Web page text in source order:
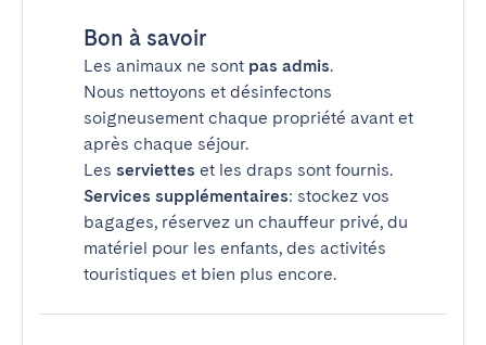
Bon à savoir
Les animaux ne sont pas admis.
Nous nettoyons et désinfectons
soigneusement chaque propriété avant et
après chaque séjour.
Les serviettes et les draps sont fournis.
Services supplémentaires: stockez vos
bagages, réservez un chauffeur privé, du
matériel pour les enfants, des activités
touristiques et bien plus encore.